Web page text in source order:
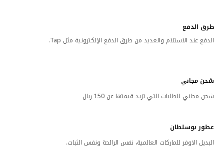
طرق الدفع
الدفع عند الاستلام والعديد من طرق الدفع الإلكترونية مثل Tap.
شحن مجاني
شحن مجاني للطلبات التي تزيد قيمتها عن 150 ريال
عطور بوسلطان
البديل الاوفر للماركات العالمية، نفس الرائحة ونفس الثبات.